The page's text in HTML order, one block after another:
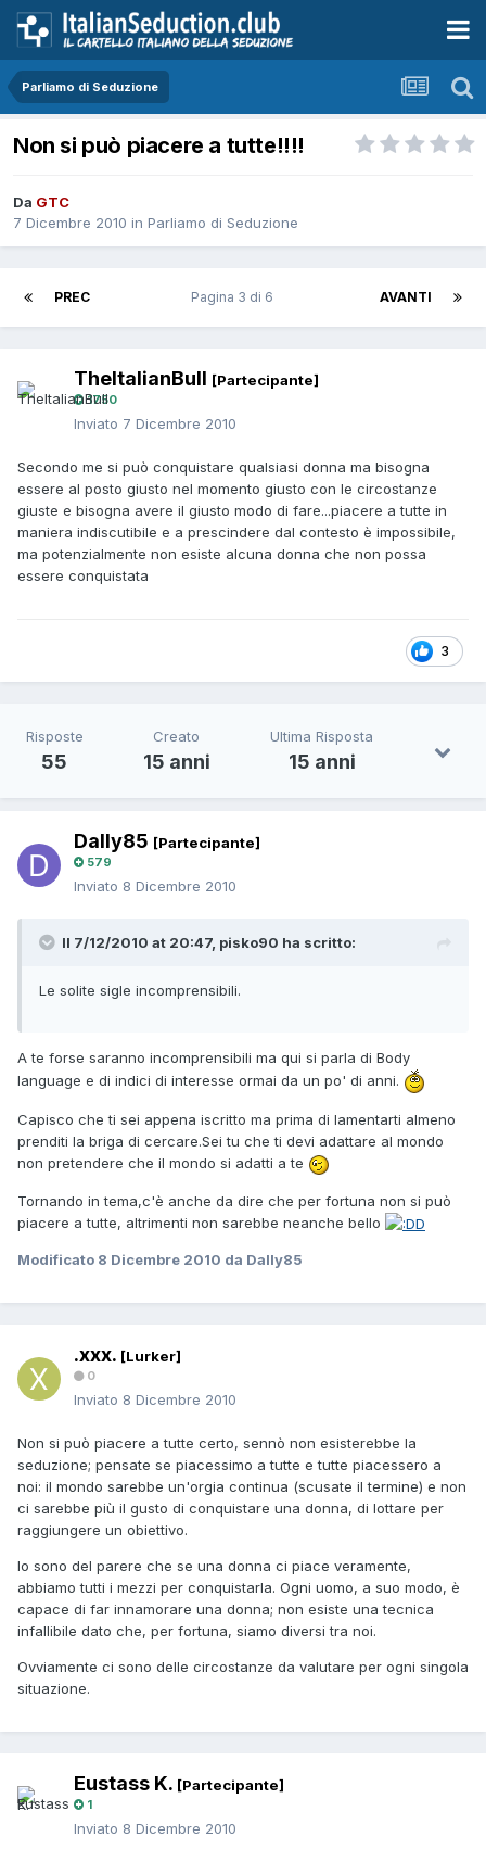
Parliamo di Seduzione
Non si può piacere a tutte!!!!
Da GTC
7 Dicembre 2010 in Parliamo di Seduzione
PREC AVANTI
Pagina 3 di 6
TheItalianBull [Partecipante]
1750
Inviato 7 Dicembre 2010
Secondo me si può conquistare qualsiasi donna ma bisogna
essere al posto giusto nel momento giusto con le circostanze
giuste e bisogna avere il giusto modo di fare...piacere a tutte in
maniera indiscutibile e a prescindere dal contesto è impossibile,
ma potenzialmente non esiste alcuna donna che non possa
essere conquistata
3
Risposte
55
Creato
15 anni
Ultima Risposta
15 anni
Dally85 [Partecipante]
579
Inviato 8 Dicembre 2010
Il 7/12/2010 at 20:47, pisko90 ha scritto:
Le solite sigle incomprensibili.
A te forse saranno incomprensibili ma qui si parla di Body
language e di indici di interesse ormai da un po' di anni.
Capisco che ti sei appena iscritto ma prima di lamentarti almeno
prenditi la briga di cercare.Sei tu che ti devi adattare al mondo
non pretendere che il mondo si adatti a te
Tornando in tema,c'è anche da dire che per fortuna non si può
piacere a tutte, altrimenti non sarebbe neanche bello
Modificato 8 Dicembre 2010 da Dally85
.xxx. [Lurker]
0
Inviato 8 Dicembre 2010
Non si può piacere a tutte certo, sennò non esisterebbe la
seduzione; pensate se piacessimo a tutte e tutte piacessero a
noi: il mondo sarebbe un'orgia continua (scusate il termine) e non
ci sarebbe più il gusto di conquistare una donna, di lottare per
raggiungere un obiettivo.
Io sono del parere che se una donna ci piace veramente,
abbiamo tutti i mezzi per conquistarla. Ogni uomo, a suo modo, è
capace di far innamorare una donna; non esiste una tecnica
infallibile dato che, per fortuna, siamo diversi tra noi.
Ovviamente ci sono delle circostanze da valutare per ogni singola
situazione.
Eustass K. [Partecipante]
1
Inviato 8 Dicembre 2010